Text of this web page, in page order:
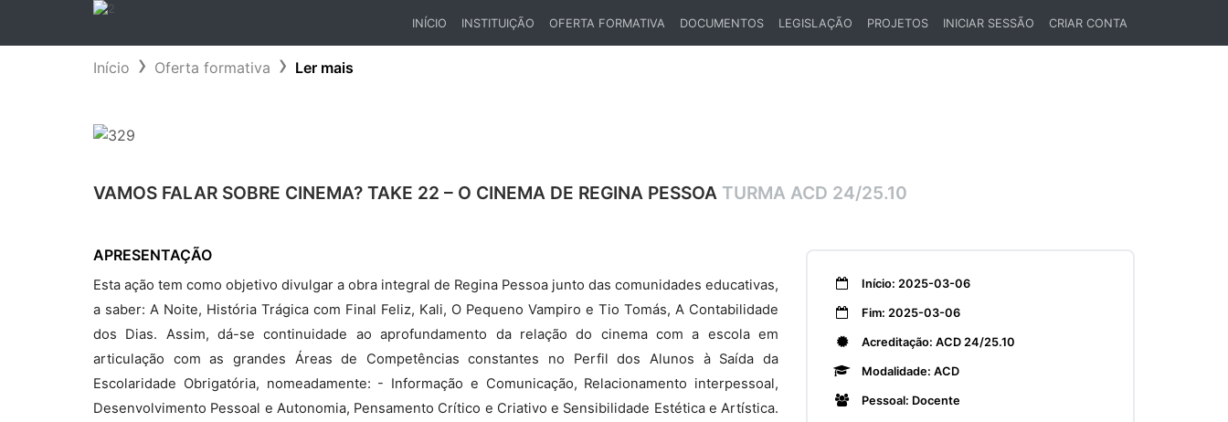
INÍCIO
INSTITUIÇÃO OFERTA FORMATIVA DOCUMENTOS LEGISLAÇÃO PROJETOS INICIAR SESSÃO CRIAR CONTA
Início Oferta formativa Ler mais
VAMOS FALAR SOBRE CINEMA? TAKE 22 – O CINEMA DE REGINA PESSOA TURMA ACD 24/25.10
APRESENTAÇÃO
Esta ação tem como objetivo divulgar a obra integral de Regina Pessoa junto das comunidades educativas,
a saber: A Noite, História Trágica com Final Feliz, Kali, O Pequeno Vampiro e Tio Tomás, A Contabilidade
dos Dias. Assim, dá-se continuidade ao aprofundamento da relação do cinema com a escola em
articulação com as grandes Áreas de Competências constantes no Perfil dos Alunos à Saída da
Escolaridade Obrigatória, nomeadamente: - Informação e Comunicação, Relacionamento interpessoal,
Desenvolvimento Pessoal e Autonomia, Pensamento Crítico e Criativo e Sensibilidade Estética e Artística.
Início: 2025-03-06
Fim: 2025-03-06
Acreditação: ACD 24/25.10
Modalidade: ACD
Pessoal: Docente